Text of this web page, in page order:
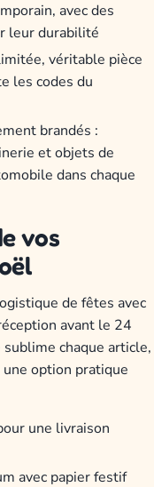
avec des
leur durabilité
véritable pièce
les codes du
brandés :
et objets de
dans chaque
vos
de fêtes avec
avant le 24
chaque article,
option pratique
une livraison
avec papier festif